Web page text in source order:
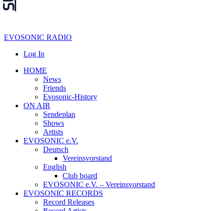
EVOSONIC RADIO
Log In
HOME
News
Friends
Evosonic-History
ON AIR
Sendeplan
Shows
Artists
EVOSONIC e.V.
Deutsch
Vereinsvorstand
English
Club board
EVOSONIC e.V. ‒ Vereinsvorstand
EVOSONIC RECORDS
Record Releases